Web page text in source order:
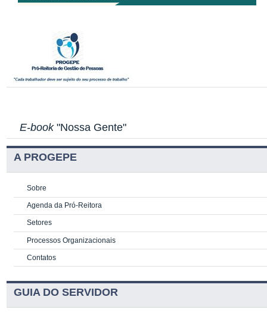
E-book"Nossa Gente"
A PROGEPE
Sobre
Agenda da Pró-Reitora
Setores
Processos Organizacionais
Contatos
GUIA DO SERVIDOR